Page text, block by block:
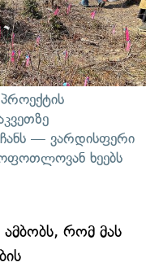
ჩანს — ვარდისფერი
ხეებს
ამბობს, რომ მას